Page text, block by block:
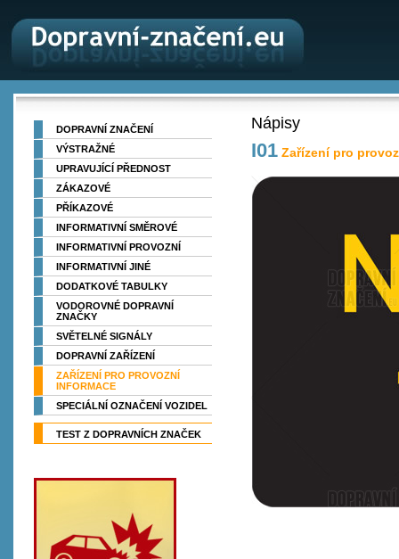
Nápisy
I01 Zařízení pro
DOPRAVNÍ ZNAČENÍ
VÝSTRAŽNÉ
UPRAVUJÍCÍ PŘEDNOST
ZÁKAZOVÉ
PŘÍKAZOVÉ
INFORMATIVNÍ SMĚROVÉ
INFORMATIVNÍ PROVOZNÍ
INFORMATIVNÍ JINÉ
DODATKOVÉ TABULKY
VODOROVNÉ DOPRAVNÍ
ZNAČKY
SVĚTELNÉ SIGNÁLY
DOPRAVNÍ ZAŘÍZENÍ
ZAŘÍZENÍ PRO PROVOZNÍ
INFORMACE
SPECIÁLNÍ OZNAČENÍ VOZIDEL
TEST Z DOPRAVNÍCH ZNAČEK